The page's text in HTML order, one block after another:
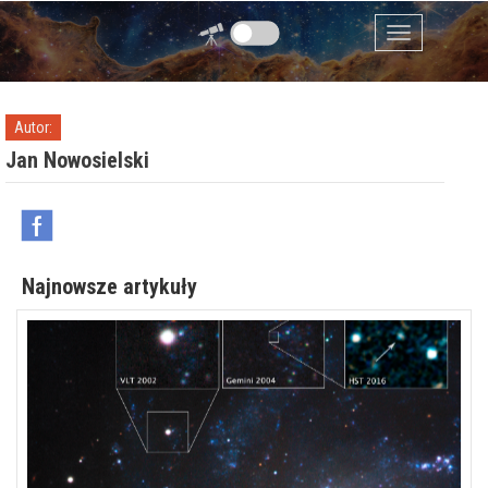
Przejdź do zawartości
Menu
Autor:
Jan Nowosielski
Najnowsze artykuły